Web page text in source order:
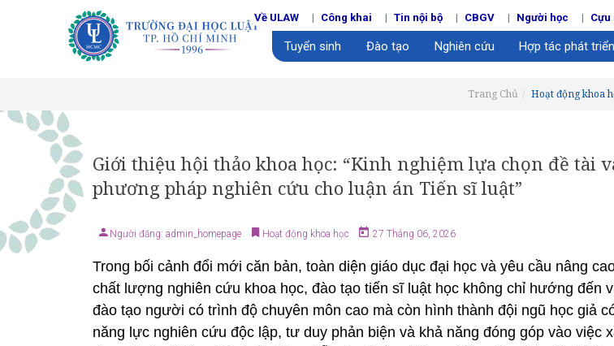
Về ULAW Công khai Tin nội bộ CBGV Người học Cựu
Tuyển sinh Đào tạo Nghiên cứu Hợp tác phát triển
Trang Chủ Hoạt động khoa
Giới thiệu hội thảo khoa học: “Kinh nghiệm lựa chọn đề tài
phương pháp nghiên cứu cho luận án Tiến sĩ luật”
Người đăng: admin_homepage Hoạt động khoa học 27 Tháng 06, 2026
Trong bối cảnh đổi mới căn bản, toàn diện giáo dục đại học và yêu cầu nâng
chất lượng nghiên cứu khoa học, đào tạo tiến sĩ luật học không chỉ hướng đến
đào tạo người có trình độ chuyên môn cao mà còn hình thành đội ngũ học giả
năng lực nghiên cứu độc lập, tư duy phản biện và khả năng đóng góp vào việc